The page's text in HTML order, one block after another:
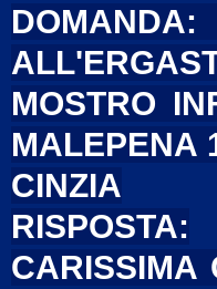
MOSTRO
MALEPENA
CINZIA
RISPOSTA: